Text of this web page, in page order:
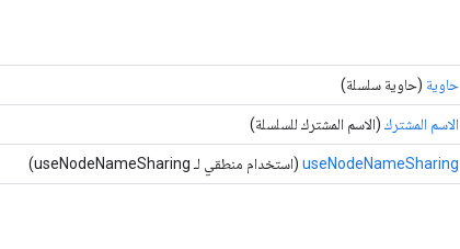
حاوية (حاوية سلسلة)
الاسم المشترك (الاسم المشترك للسلسلة)
useNodeNameSharing (استخدام منطقي لـ useNodeNameSharing)